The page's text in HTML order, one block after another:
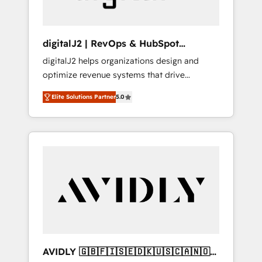
digitalJ2 | RevOps & HubSpot
Implementations
digitalJ2 helps organizations design and
optimize revenue systems that drive
scalable, predictable growth. As a triple-
accredited HubSpot Solutions Partner, we
specialize in both strategic RevOps planning
and hands-on technical execution - building
Services - Managed IT (MSP) - Franchises -
Professional Services - And more! How we
Custom integrations and workflow
Elite Solutions Partner5.0
AVIDLY 🇬🇧🇫🇮🇸🇪🇩🇰🇺🇸🇨🇦🇳🇴